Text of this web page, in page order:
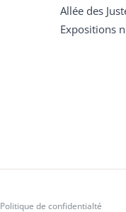
Allée des
Expositions
Politique de confidentialté